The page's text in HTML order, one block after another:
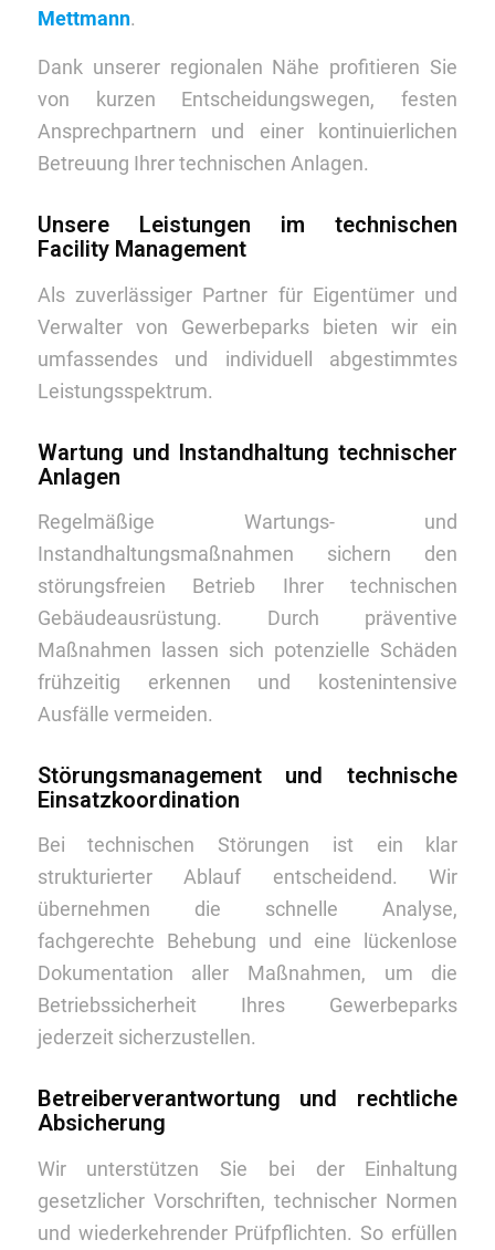
Mettmann.
Dank unserer regionalen Nähe profitieren Sie
von kurzen Entscheidungswegen, festen
Ansprechpartnern und einer kontinuierlichen
Betreuung Ihrer technischen Anlagen.
Unsere Leistungen im technischen
Facility Management
Als zuverlässiger Partner für Eigentümer und
Verwalter von Gewerbeparks bieten wir ein
umfassendes und individuell abgestimmtes
Leistungsspektrum.
Wartung und Instandhaltung technischer
Anlagen
Regelmäßige Wartungs- und
Instandhaltungsmaßnahmen sichern den
störungsfreien Betrieb Ihrer technischen
Gebäudeausrüstung. Durch präventive
Maßnahmen lassen sich potenzielle Schäden
frühzeitig erkennen und kostenintensive
Ausfälle vermeiden.
Störungsmanagement und technische
Einsatzkoordination
Bei technischen Störungen ist ein klar
strukturierter Ablauf entscheidend. Wir
übernehmen die schnelle Analyse,
fachgerechte Behebung und eine lückenlose
Dokumentation aller Maßnahmen, um die
Betriebssicherheit Ihres Gewerbeparks
jederzeit sicherzustellen.
Betreiberverantwortung und rechtliche
Absicherung
Wir unterstützen Sie bei der Einhaltung
gesetzlicher Vorschriften, technischer Normen
und wiederkehrender Prüfpflichten. So erfüllen